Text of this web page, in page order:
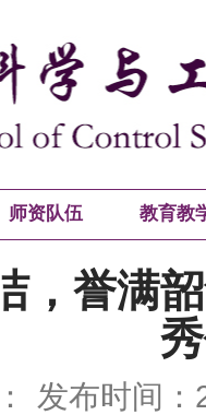
师资队伍 教育教
，誉满
发布时间：